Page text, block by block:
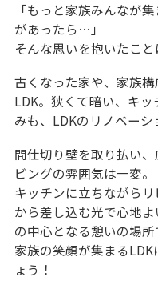
「もっと家族みんなが
があったら…」
そんな思いを抱いたこ
古くなった家や、家族
LDK。狭くて暗い、キ
みも、LDKのリノベーシ
間仕切り壁を取り払い
ビングの雰囲気は一変。
キッチンに立ちながら
から差し込む光で心地
の中心となる憩いの場所
家族の笑顔が集まる
ょう！